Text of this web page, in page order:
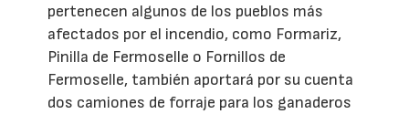
pertenecen algunos de los pueblos más
afectados por el incendio, como Formariz,
Pinilla de Fermoselle o Fornillos de
Fermoselle, también aportará por su cuenta
dos camiones de forraje para los ganaderos